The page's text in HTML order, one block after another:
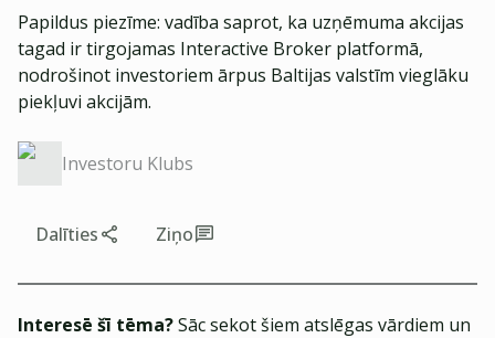
Papildus piezīme: vadība saprot, ka uzņēmuma akcijas
tagad ir tirgojamas Interactive Broker platformā,
nodrošinot investoriem ārpus Baltijas valstīm vieglāku
piekļuvi akcijām.
Investoru Klubs
Dalīties Ziņo
Interesē šī tēma?Sāc sekot šiem atslēgas vārdiem un